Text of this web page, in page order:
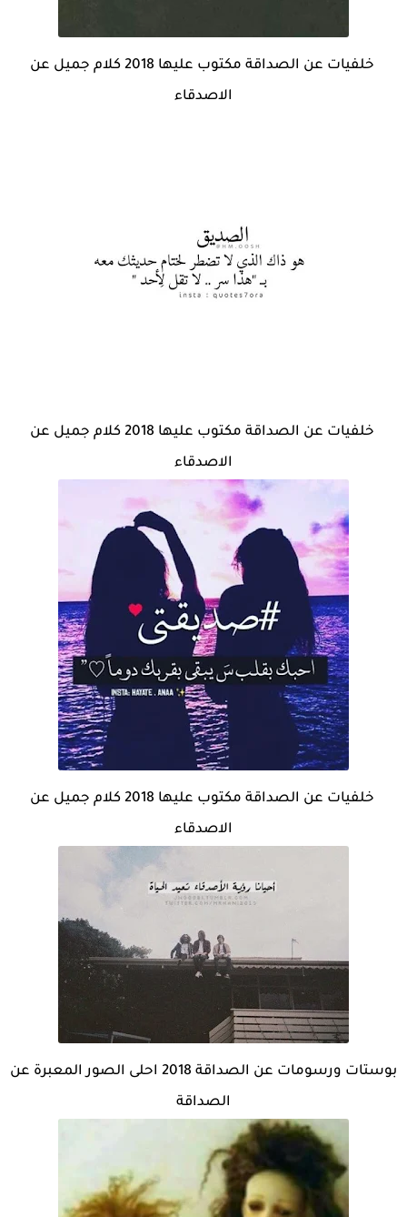
خلفيات عن الصداقة مكتوب عليها 2018 كلام جميل عن
الاصدقاء
خلفيات عن الصداقة مكتوب عليها 2018 كلام جميل عن
الاصدقاء
خلفيات عن الصداقة مكتوب عليها 2018 كلام جميل عن
الاصدقاء
بوستات ورسومات عن الصداقة 2018 احلى الصور المعبرة عن
الصداقة